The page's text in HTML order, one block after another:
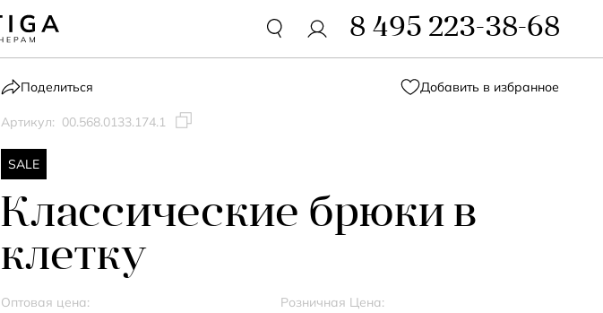
8 495 223-38-68
Поделиться Добавить в избранное
Артикул: 00.568.0133.174.1
SALE
Классические брюки в
клетку
Оптовая цена:
Розничная Цена: